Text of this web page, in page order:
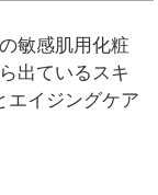
敏感肌用化粧
出ているスキ
エイジングケア